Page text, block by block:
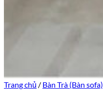
Trang chủ / Bàn Trà (Bàn sofa)